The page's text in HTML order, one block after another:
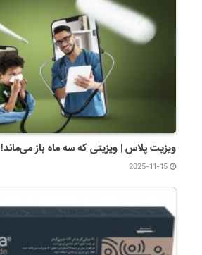
ویزیت پلاس | ویزیتی که سه ماه باز می‌ماند!
2025-11-15